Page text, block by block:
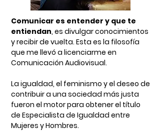
Comunicar es entender y que te
entiendan, es divulgar conocimientos
y recibir de vuelta. Esta es la filosofía
que me llevó a licenciarme en
Comunicación Audiovisual.
La igualdad, el feminismo y el deseo de
contribuir a una sociedad más justa
fueron el motor para obtener el título
de Especialista de Igualdad entre
Mujeres y Hombres.